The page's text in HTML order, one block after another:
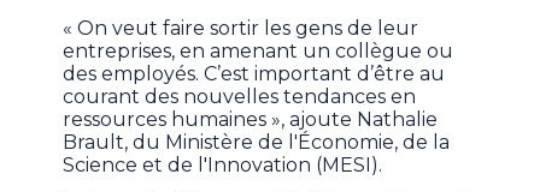
« On veut faire sortir les gens de leur
entreprises, en amenant un collègue ou
des employés. C’est important d’être au
courant des nouvelles tendances en
ressources humaines », ajoute Nathalie
Brault, du Ministère de l'Économie, de la
Science et de l'Innovation (MESI).